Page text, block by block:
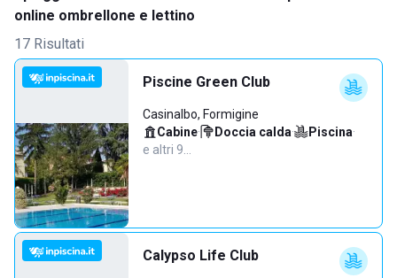
online ombrellone e lettino
17 Risultati
Piscine Green Club
Casinalbo, Formigine
Cabine· Doccia calda· Piscina·
e altri 9…
Calypso Life Club